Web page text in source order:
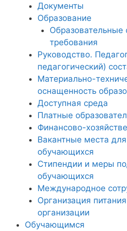
Документы
Образование
Образовательные
требования
Руководство.
педагогический)
Материально-
оснащенность
Доступная среда
Платные
Финансово-
Вакантные места
обучающихся
Стипендии и меры
обучающихся
Международное
Организация
организации
Обучающимся